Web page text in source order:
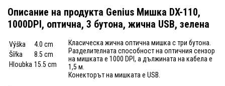
Описание на продукта Genius Мишка DX-110,
1000DPI, оптична, 3 бутона, жична USB, зелена
Výška
4.0 cm
Šířka
8.5 cm
Hloubka 15.5 cm
Класическа жична оптична мишка с три бутона.
Разделителната способност на оптичния сензор
на мишката е 1000 DPI, а дължината на кабела е
1,5 м.
Конекторът на мишката е USB.